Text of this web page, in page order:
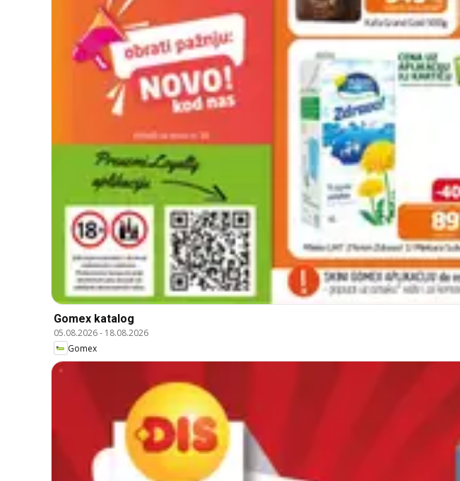
Gomex katalog
05.08.2026- 18.08.2026
Gomex